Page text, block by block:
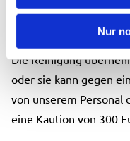
Nur
Anlässe wie
berechnen wir 100
Die Reinigung
oder sie kann gegen
von unserem
eine Kaution von 300